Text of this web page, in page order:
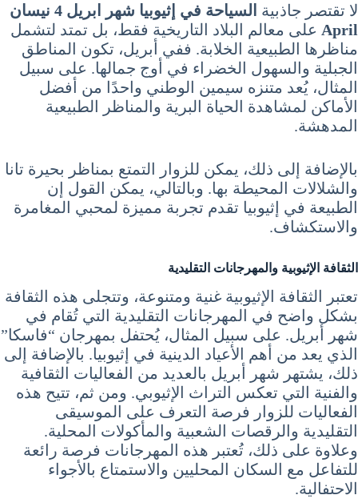
لا تقتصر جاذبية
السياحة في إثيوبيا شهر ابريل 4 نيسان
April على معالم البلاد التاريخية فقط، بل تمتد لتشمل
مناظرها الطبيعية الخلابة. ففي أبريل، تكون المناطق
الجبلية والسهول الخضراء في أوج جمالها. على سبيل
المثال، يُعد متنزه سيمين الوطني واحدًا من أفضل
الأماكن لمشاهدة الحياة البرية والمناظر الطبيعية
المدهشة.
بالإضافة إلى ذلك، يمكن للزوار التمتع بمناظر بحيرة تانا
والشلالات المحيطة بها. وبالتالي، يمكن القول إن
الطبيعة في إثيوبيا تقدم تجربة مميزة لمحبي المغامرة
والاستكشاف.
الثقافة الإثيوبية والمهرجانات التقليدية
تعتبر الثقافة الإثيوبية غنية ومتنوعة، وتتجلى هذه الثقافة
بشكل واضح في المهرجانات التقليدية التي تُقام في
شهر أبريل. على سبيل المثال، يُحتفل بمهرجان “فاسكا”
الذي يعد من أهم الأعياد الدينية في إثيوبيا. بالإضافة إلى
ذلك، يشتهر شهر أبريل بالعديد من الفعاليات الثقافية
والفنية التي تعكس التراث الإثيوبي. ومن ثم، تتيح هذه
الفعاليات للزوار فرصة التعرف على الموسيقى
التقليدية والرقصات الشعبية والمأكولات المحلية.
وعلاوة على ذلك، تُعتبر هذه المهرجانات فرصة رائعة
للتفاعل مع السكان المحليين والاستمتاع بالأجواء
الاحتفالية.